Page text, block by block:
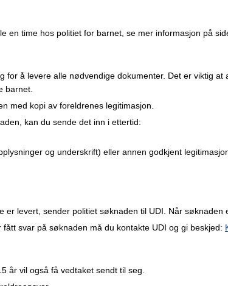
en time hos politiet for barnet , se mer informasjon på
å levere alle nødvendige dokumenter. Det er viktig
barnet.
med kopi av foreldrenes legitimasjon.
kan du sende det inn i ettertid:
og underskrift) eller annen godkjent
levert, sender politiet søknaden til UDI. Når søknaden
svar på søknaden må du kontakte UDI og gi beskjed:
år vil også få vedtaket sendt til seg.